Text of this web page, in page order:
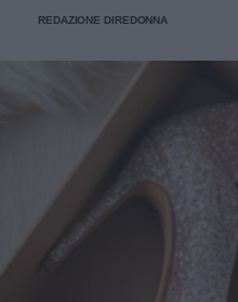
REDAZIONE DIREDONNA